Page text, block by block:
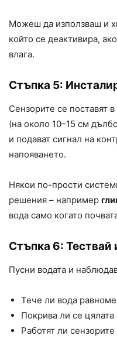
Можеш да използваш и
който се деактивира,
влага.
Стъпка 5:
Сензорите се поставят
(на около 10–15 см
и подават сигнал на
напояването.
Някои по-прости
решения – например
вода само когато
Стъпка 6: Тествай
Пусни водата и
Тече ли вода
Покрива ли се цялата
Работят ли